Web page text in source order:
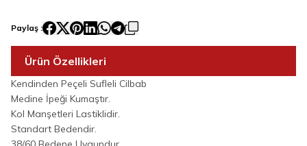
Paylaş :
Ürün Özellikleri
Kendinden Peçeli Sufleli Cilbab
Medine İpeği Kumaştır.
Kol Manşetleri Lastiklidir.
Standart Bedendir.